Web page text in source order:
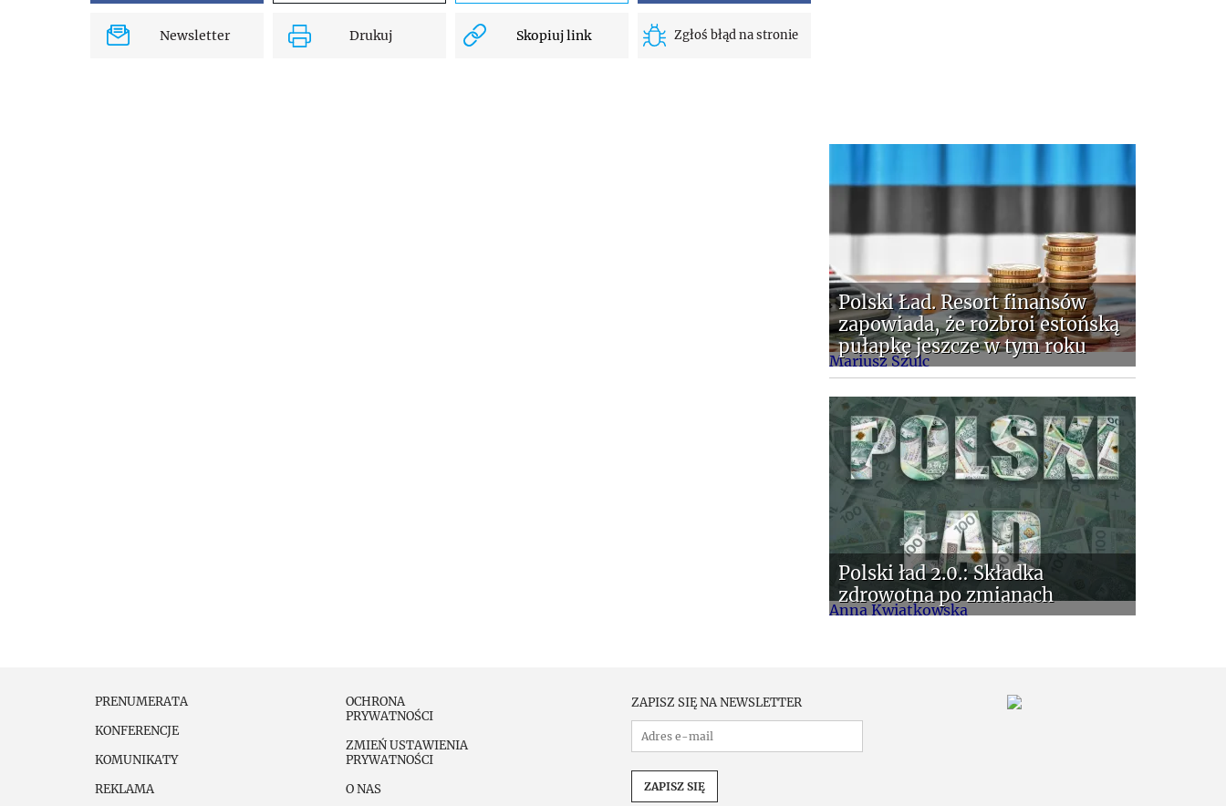
Newsletter Drukuj Skopiuj link Zgłoś błąd na stronie
Mariusz Szulc
Polski Ład. Resort finansów
zapowiada, że rozbroi estońską
pułapkę jeszcze w tym roku
Anna Kwiatkowska
Polski ład 2.0.: Składka
zdrowotna po zmianach
PRENUMERATA
KONFERENCJE
KOMUNIKATY
REKLAMA
OCHRONA
PRYWATNOŚCI
ZMIEŃ USTAWIENIA
PRYWATNOŚCI
O NAS
ZAPISZ SIĘ NA NEWSLETTER